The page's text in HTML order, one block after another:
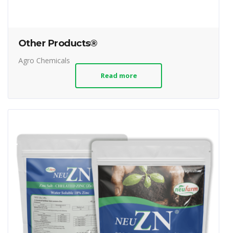
Other Products®
Agro Chemicals
Read more